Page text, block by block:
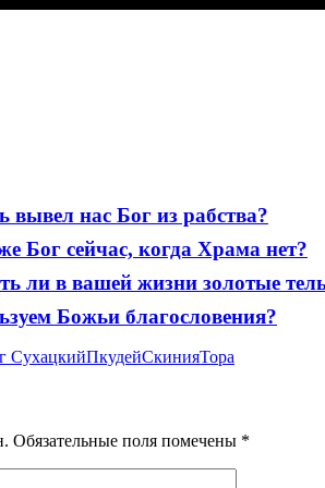
вывел нас Бог из рабства?
Бог сейчас, когда Храма нет?
ли в вашей жизни золотые
Божьи благословения?
СухацкийПкудейСкинияТора
Обязательные поля помечены *